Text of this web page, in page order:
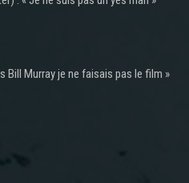
Bill Murray je ne faisais pas le film »